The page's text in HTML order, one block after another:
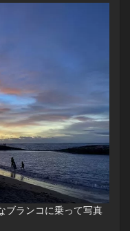
ブランコに乗って写真